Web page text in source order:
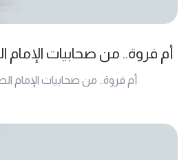
أم فروة.. من صحابيات الإمام
أم فروة.. من صحابيات الإمام